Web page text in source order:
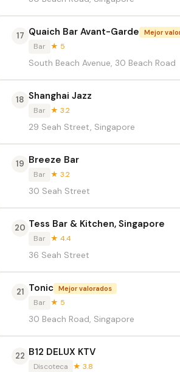
17 Quaich Bar Avant-Garde Mejor
Bar ★ 5
South Beach Avenue, 30 Beach Road
18 Shanghai Jazz
Bar ★ 3.2
29 Seah Street, Singapore
19 Breeze Bar
Bar ★ 3.2
30 Seah Street
20 Tess Bar & Kitchen, Singapore
Bar ★ 4.4
36 Seah Street
21 Tonic Mejor valorados
Bar ★ 5
30 Beach Road, Singapore
22 B12 DELUX KTV
Discoteca ★ 3.8